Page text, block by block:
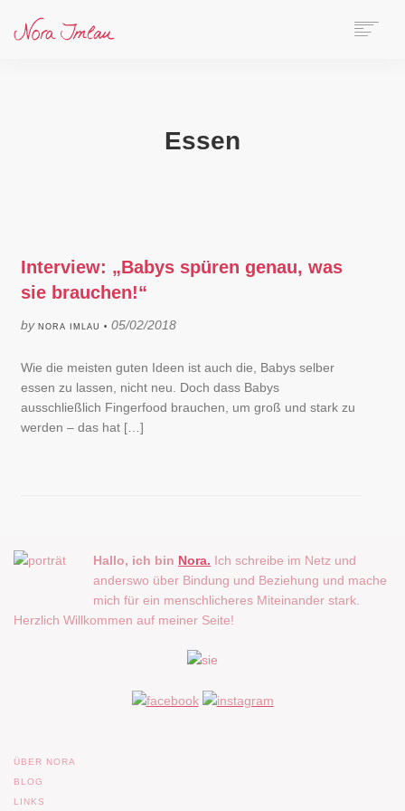
SEARCH
Essen
Interview: „Babys spüren genau, was
sie brauchen!“
by NORA IMLAU •05/02/2018
Wie die meisten guten Ideen ist auch die, Babys selber
essen zu lassen, nicht neu. Doch dass Babys
ausschließlich Fingerfood brauchen, um groß und stark zu
werden – das hat […]
Hallo, ich bin Nora. Ich schreibe im Netz und
anderswo über Bindung und Beziehung und mache
mich für ein menschlicheres Miteinander stark.
Herzlich Willkommen auf meiner Seite!
ÜBER NORA
BLOG
LINKS